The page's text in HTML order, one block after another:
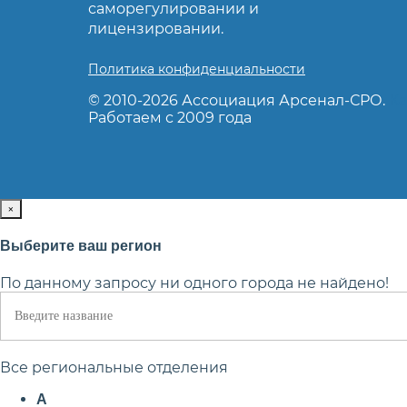
саморегулировании и
лицензировании.
Политика конфиденциальности
© 2010-2026 Ассоциация Арсенал-СРО.
Работаем с 2009 года
×
Выберите ваш регион
По данному запросу ни одного города не найдено!
Все региональные отделения
А